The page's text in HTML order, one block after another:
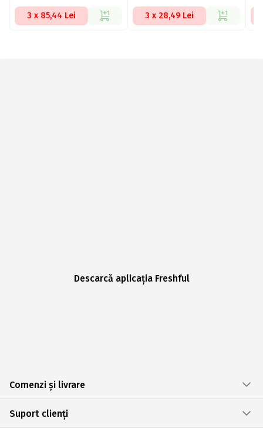
3 x 85,44 Lei 3 x 28,49 Lei
Descarcă aplicația Freshful
Comenzi și livrare
Suport clienți